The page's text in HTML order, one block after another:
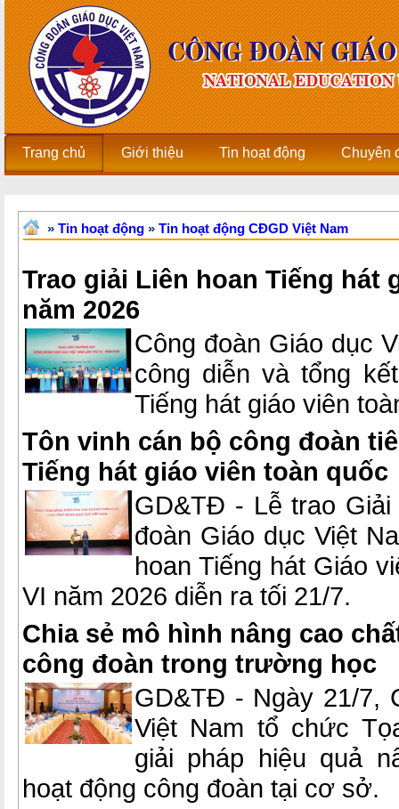
Trang chủ Giới thiệu Tin hoạt động Chuyên
» Tin hoạt động » Tin hoạt động CĐGD Việt Nam
Trao giải Liên hoan Tiếng hát
năm 2026
Công đoàn Giáo dục
công diễn và tổng
Tiếng hát giáo viên
Tôn vinh cán bộ công đoàn
Tiếng hát giáo viên toàn quốc
GD&TĐ - Lễ trao
đoàn Giáo dục Việt
hoan Tiếng hát Giáo
VI năm 2026 diễn ra tối 21/7.
Chia sẻ mô hình nâng cao
công đoàn trong trường học
GD&TĐ - Ngày 21/7,
Việt Nam tổ chức
giải pháp hiệu quả
hoạt động công đoàn tại cơ sở.